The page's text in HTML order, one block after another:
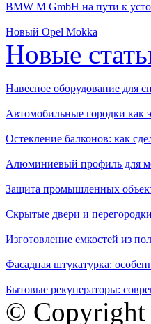
BMW M GmbH на пути к
Новый Opel Mokka
Новые
Навесное оборудование для
Автомобильные городки как
Остекление балконов: как
Алюминиевый профиль для
Защита промышленных
Скрытые двери и
Изготовление емкостей из
Фасадная штукатурка:
Бытовые рекуператоры:
© Copyright